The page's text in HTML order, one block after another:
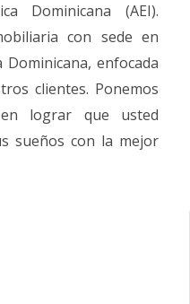
Dominicana (AEI).
con sede en
enfocada
clientes. Ponemos
lograr que usted
sueños con la mejor